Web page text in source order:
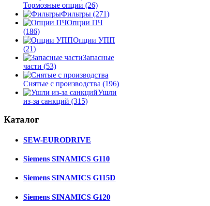
Тормозные опции (26)
Фильтры (271)
Опции ПЧ
(186)
Опции УПП
(21)
Запасные
части (53)
Снятые с производства (196)
Ушли
из-за санкций (315)
Каталог
SEW-EURODRIVE
Siemens SINAMICS G110
Siemens SINAMICS G115D
Siemens SINAMICS G120